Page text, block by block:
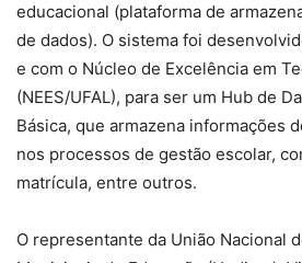
educacional (plataforma de
de dados). O sistema foi
e com o Núcleo de Excelência em
(NEES/UFAL), para ser um Hub de
Básica, que armazena informações
nos processos de gestão escolar,
matrícula, entre outros.
O representante da União Nacional